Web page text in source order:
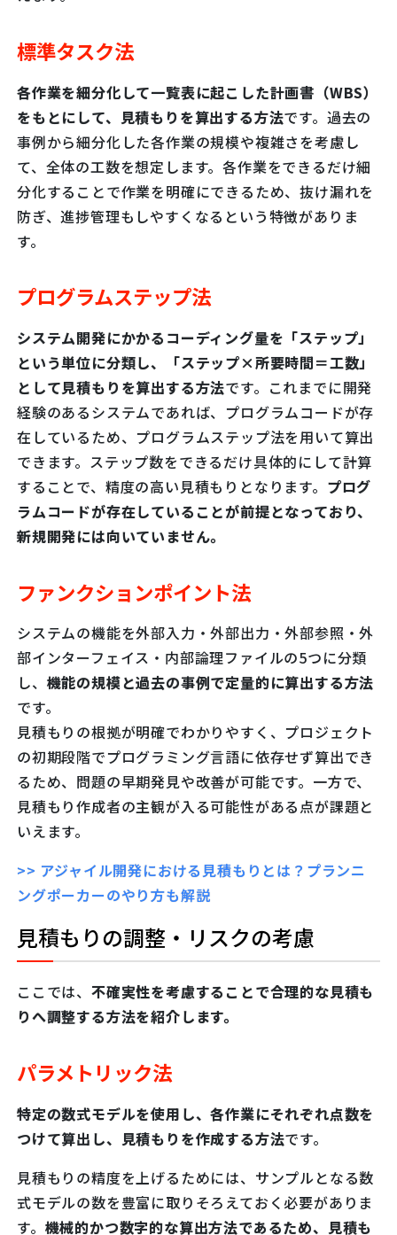
標準タスク法
各作業を細分化して一覧表に起こした計画書（WBS）
をもとにして、見積もりを算出する方法です。過去の
事例から細分化した各作業の規模や複雑さを考慮し
て、全体の工数を想定します。各作業をできるだけ細
分化することで作業を明確にできるため、抜け漏れを
防ぎ、進捗管理もしやすくなるという特徴がありま
す。
プログラムステップ法
システム開発にかかるコーディング量を「ステップ」
という単位に分類し、
「ステップ×所要時間＝工数」
として見積もりを算出する方法です。これまでに開発
経験のあるシステムであれば、プログラムコードが存
在しているため、プログラムステップ法を用いて算出
できます。ステップ数をできるだけ具体的にして計算
することで、精度の高い見積もりとなります。 プログ
ラムコードが存在していることが前提となっており、
新規開発には向いていません。
ファンクションポイント法
システムの機能を外部入力・外部出力・外部参照・外
部インターフェイス・内部論理ファイルの5つに分類
し、 機能の規模と過去の事例で定量的に算出する方法
です。
見積もりの根拠が明確でわかりやすく、プロジェクト
の初期段階でプログラミング言語に依存せず算出でき
るため、問題の早期発見や改善が可能です。一方で、
見積もり作成者の主観が入る可能性がある点が課題と
いえます。
>> アジャイル開発における見積もりとは？プランニ
ングポーカーのやり方も解説
見積もりの調整・リスクの考慮
ここでは、 不確実性を考慮することで合理的な見積も
りへ調整する方法を紹介します。
パラメトリック法
特定の数式モデルを使用し、各作業にそれぞれ点数を
つけて算出し、見積もりを作成する方法です。
見積もりの精度を上げるためには、サンプルとなる数
式モデルの数を豊富に取りそろえておく必要がありま
す。 機械的かつ数字的な算出方法であるため、見積も